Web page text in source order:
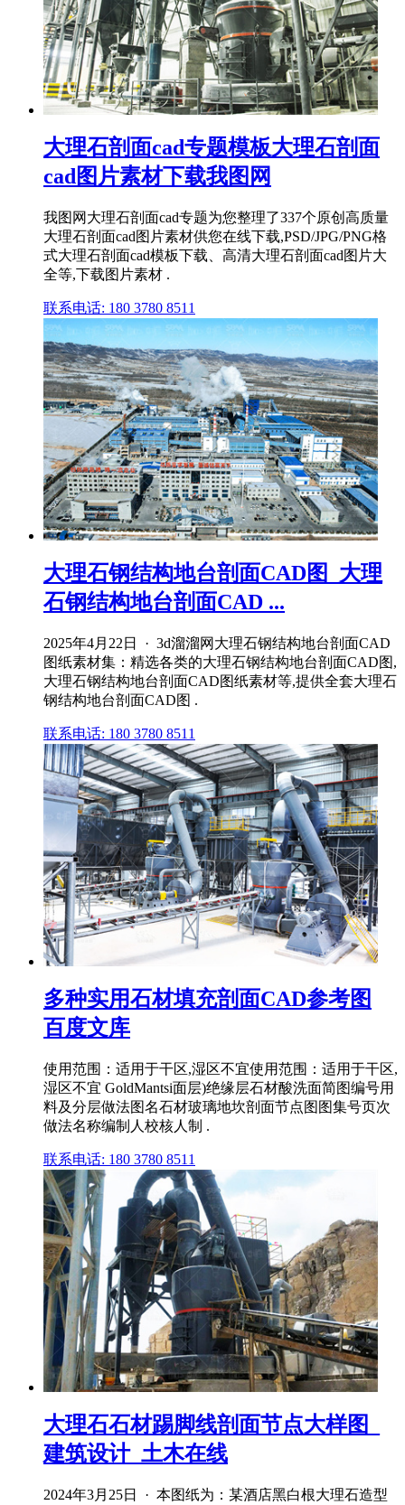
大理石剖面cad专题模板大理石剖面
cad图片素材下载我图网
我图网大理石剖面cad专题为您整理了337个原创高质量
大理石剖面cad图片素材供您在线下载,PSD/JPG/PNG格
式大理石剖面cad模板下载、高清大理石剖面cad图片大
全等,下载图片素材 .
联系电话: 180 3780 8511
大理石钢结构地台剖面CAD图_大理
石钢结构地台剖面CAD ...
2025年4月22日 · 3d溜溜网大理石钢结构地台剖面CAD
图纸素材集：精选各类的大理石钢结构地台剖面CAD图,
大理石钢结构地台剖面CAD图纸素材等,提供全套大理石
钢结构地台剖面CAD图 .
联系电话: 180 3780 8511
多种实用石材填充剖面CAD参考图
百度文库
使用范围：适用于干区,湿区不宜使用范围：适用于干区,
湿区不宜 GoldMantsi面层)绝缘层石材酸洗面简图编号用
料及分层做法图名石材玻璃地坎剖面节点图图集号页次
做法名称编制人校核人制 .
联系电话: 180 3780 8511
大理石石材踢脚线剖面节点大样图_
建筑设计_土木在线
2024年3月25日 · 本图纸为：某酒店黑白根大理石造型